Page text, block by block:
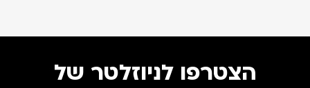
הצטרפו לניוזלטר של